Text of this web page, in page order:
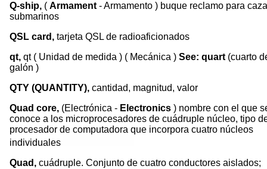
Q-ship, ( Armament - Armamento ) buque reclamo para
submarinos
QSL card, tarjeta QSL de radioaficionados
qt, qt ( Unidad de medida ) ( Mecánica ) See: quart (cuarto
galón )
QTY (QUANTITY), cantidad, magnitud, valor
Quad core, (Electrónica - Electronics ) nombre con el que
conoce a los microprocesadores de cuádruple núcleo, tipo
procesador de computadora que incorpora cuatro núcleos
individuales
Quad, cuádruple. Conjunto de cuatro conductores aislados;